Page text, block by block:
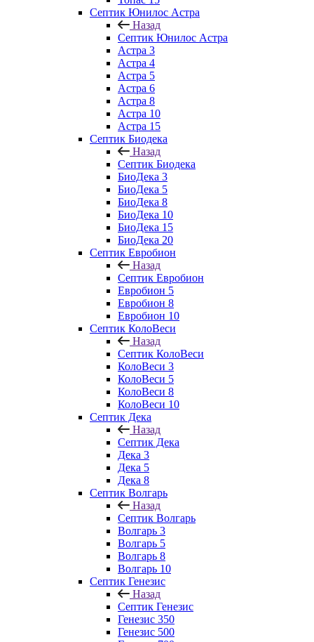
Септик Юнилос Астра
Назад
Септик Юнилос Астра
Астра 3
Астра 4
Астра 5
Астра 6
Астра 8
Астра 10
Астра 15
Септик Биодека
Назад
Септик Биодека
БиоДека 3
БиоДека 5
БиоДека 8
БиоДека 10
БиоДека 15
БиоДека 20
Септик Евробион
Назад
Септик Евробион
Евробион 5
Евробион 8
Евробион 10
Септик КолоВеси
Назад
Септик КолоВеси
КолоВеси 3
КолоВеси 5
КолоВеси 8
КолоВеси 10
Септик Дека
Назад
Септик Дека
Дека 3
Дека 5
Дека 8
Септик Волгарь
Назад
Септик Волгарь
Волгарь 3
Волгарь 5
Волгарь 8
Волгарь 10
Септик Генезис
Назад
Септик Генезис
Генезис 350
Генезис 500